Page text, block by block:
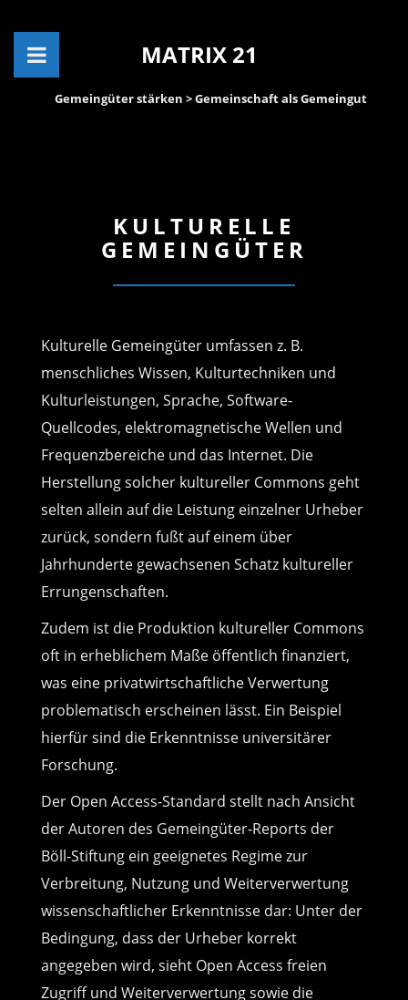
MATRIX 21
Gemeingüter stärken > Gemeinschaft als Gemeingut
KULTURELLE
GEMEINGÜTER
Kulturelle Gemeingüter umfassen z. B.
menschliches Wissen, Kulturtechniken und
Kulturleistungen, Sprache, Software-
Quellcodes, elektromagnetische Wellen und
Frequenzbereiche und das Internet. Die
Herstellung solcher kultureller Commons geht
selten allein auf die Leistung einzelner Urheber
zurück, sondern fußt auf einem über
Jahrhunderte gewachsenen Schatz kultureller
Errungenschaften.
Zudem ist die Produktion kultureller Commons
oft in erheblichem Maße öffentlich finanziert,
was eine privatwirtschaftliche Verwertung
problematisch erscheinen lässt. Ein Beispiel
hierfür sind die Erkenntnisse universitärer
Forschung.
Der Open Access-Standard stellt nach Ansicht
der Autoren des Gemeingüter-Reports der
Böll-Stiftung ein geeignetes Regime zur
Verbreitung, Nutzung und Weiterverwertung
wissenschaftlicher Erkenntnisse dar: Unter der
Bedingung, dass der Urheber korrekt
angegeben wird, sieht Open Access freien
Zugriff und Weiterverwertung sowie die